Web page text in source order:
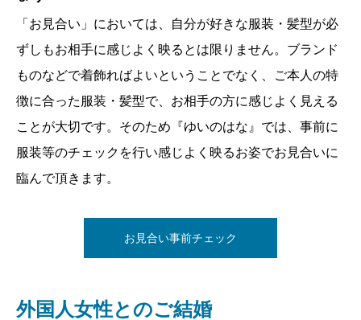
「お見合い」においては、自分が好きな服装・髪型が必
ずしもお相手に感じよく映るとは限りません。ブランド
ものなどで着飾ればよいということでなく、ご本人の特
徴に合った服装・髪型で、お相手の方に感じよく見える
ことが大切です。そのため『ゆいのはな』では、事前に
服装等のチェックを行い感じよく映るお姿でお見合いに
臨んで頂きます。
お見合い事前チェック
「お見合い」終了後は、ご自身を十分に表現でき充実感
に満ち溢れている場合もありますが、「あの時、こう答
えれば良かった」とか「お相手のかたは自分をどう思っ
たのか」等と後悔や不安の念がよぎる場合があります。
『ゆいのはな』では、「お見合い」終了後、会員様から
お話しをお伺いし、お望みの方向に行けるように可能な
限りのフォローを致します。
お見合いアフターフォロー
外国人女性とのご結婚